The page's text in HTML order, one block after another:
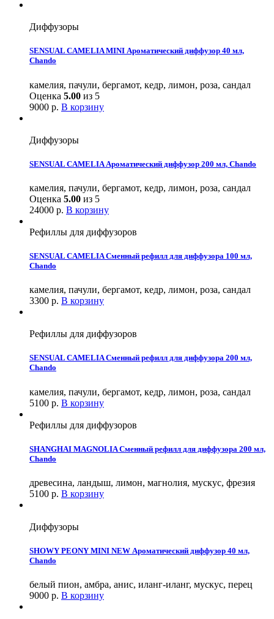
Диффузоры
SENSUAL CAMELIA MINI Ароматический диффузор 40 мл,
Chando
камелия, пачули, бергамот, кедр, лимон, роза, сандал
Оценка 5.00 из 5
9000 р. В корзину
Диффузоры
SENSUAL CAMELIA Ароматический диффузор 200 мл, Chando
камелия, пачули, бергамот, кедр, лимон, роза, сандал
Оценка 5.00 из 5
24000 р. В корзину
Рефиллы для диффузоров
SENSUAL CAMELIA Сменный рефилл для диффузора 100 мл,
Chando
камелия, пачули, бергамот, кедр, лимон, роза, сандал
3300 р. В корзину
Рефиллы для диффузоров
SENSUAL CAMELIA Сменный рефилл для диффузора 200 мл,
Chando
камелия, пачули, бергамот, кедр, лимон, роза, сандал
5100 р. В корзину
Рефиллы для диффузоров
SHANGHAI MAGNOLIA Сменный рефилл для диффузора 200 мл,
Chando
древесина, ландыш, лимон, магнолия, мускус, фрезия
5100 р. В корзину
Диффузоры
SHOWY PEONY MINI NEW Ароматический диффузор 40 мл,
Chando
белый пион, амбра, анис, иланг-иланг, мускус, перец
9000 р. В корзину